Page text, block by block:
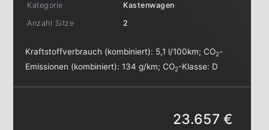
Kategorie
Kastenwagen
Anzahl Sitze
2
Kraftstoffverbrauch (kombiniert): 5,1 l/100km;CO2-
Emissionen (kombiniert):134 g/km;CO2-Klasse: D
23.657 €